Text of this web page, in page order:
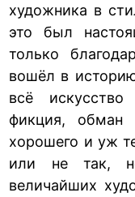
художника в
это был
только
вошёл в
всё
фикция, обман
хорошего и уж
или не так,
величайших